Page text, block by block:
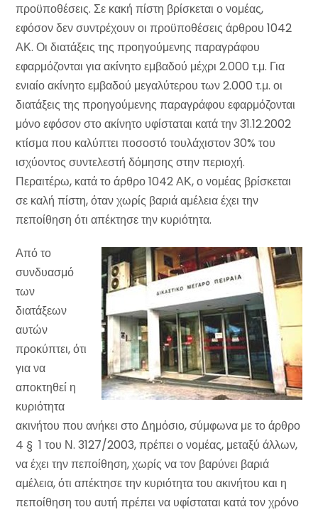
προϋποθέσεις. Σε κακή πίστη βρίσκεται ο νομέας,
εφόσον δεν συντρέχουν οι προϋποθέσεις άρθρου 1042
ΑΚ. Οι διατάξεις της προηγούμενης παραγράφου
εφαρμόζονται για ακίνητο εμβαδού μέχρι 2.000 τ.μ. Για
ενιαίο ακίνητο εμβαδού μεγαλύτερου των 2.000 τ.μ. οι
διατάξεις της προηγούμενης παραγράφου εφαρμόζονται
μόνο εφόσον στο ακίνητο υφίσταται κατά την 31.12.2002
κτίσμα που καλύπτει ποσοστό τουλάχιστον 30% του
ισχύοντος συντελεστή δόμησης στην περιοχή.
Περαιτέρω, κατά το άρθρο 1042 ΑΚ, ο νομέας βρίσκεται
σε καλή πίστη, όταν χωρίς βαριά αμέλεια έχει την
πεποίθηση ότι απέκτησε την κυριότητα.
Από το
συνδυασμό
των
διατάξεων
αυτών
προκύπτει, ότι
για να
αποκτηθεί η
κυριότητα
ακινήτου που ανήκει στο Δημόσιο, σύμφωνα με το άρθρο
4 § 1 του Ν. 3127/2003, πρέπει ο νομέας, μεταξύ άλλων,
να έχει την πεποίθηση, χωρίς να τον βαρύνει βαριά
αμέλεια, ότι απέκτησε την κυριότητα του ακινήτου και η
πεποίθηση του αυτή πρέπει να υφίσταται κατά τον χρόνο